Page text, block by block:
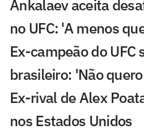
Ankalaev aceita
no UFC: 'A menos
Ex-campeão do UFC
brasileiro: 'Não
Ex-rival de Alex
nos Estados Unidos